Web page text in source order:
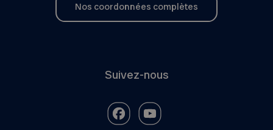
Nos coordonnées complètes
Suivez-nous